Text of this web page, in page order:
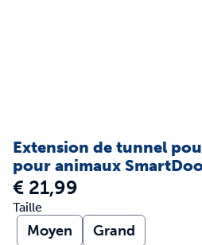
Extension de tunnel
pour animaux
€ 21,99
Taille
Moyen Grand